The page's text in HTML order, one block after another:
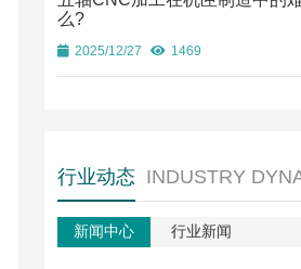
么?
2025/12/27 1469
行业动态 INDUSTRY
新闻中心 行业新闻